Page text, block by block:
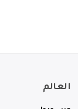
العالم